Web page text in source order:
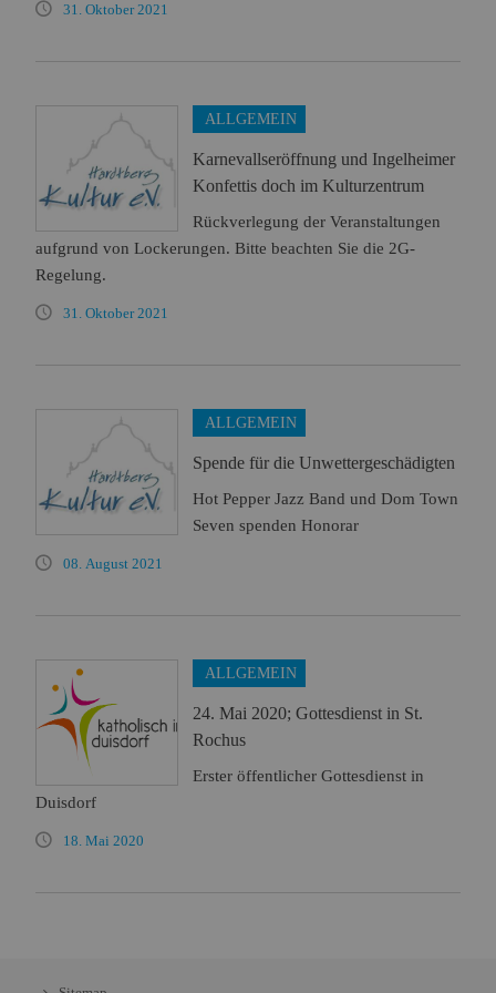
31. Oktober 2021
ALLGEMEIN
Karnevallseröffnung und Ingelheimer
Konfettis doch im Kulturzentrum
Rückverlegung der Veranstaltungen
aufgrund von Lockerungen. Bitte beachten Sie die 2G-
Regelung.
31. Oktober 2021
ALLGEMEIN
Spende für die Unwettergeschädigten
Hot Pepper Jazz Band und Dom Town
Seven spenden Honorar
08. August 2021
ALLGEMEIN
24. Mai 2020; Gottesdienst in St.
Rochus
Erster öffentlicher Gottesdienst in
Duisdorf
18. Mai 2020